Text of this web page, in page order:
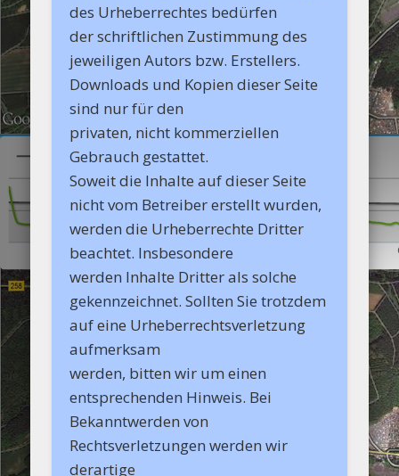
des Urheberrechtes bedürfen
der schriftlichen Zustimmung des
jeweiligen Autors bzw. Erstellers.
Downloads und Kopien dieser Seite
sind nur für den
privaten, nicht kommerziellen
Gebrauch gestattet.
Soweit die Inhalte auf dieser Seite
nicht vom Betreiber erstellt wurden,
werden die Urheberrechte Dritter
beachtet. Insbesondere
werden Inhalte Dritter als solche
gekennzeichnet. Sollten Sie trotzdem
auf eine Urheberrechtsverletzung
aufmerksam
werden, bitten wir um einen
entsprechenden Hinweis. Bei
Bekanntwerden von
Rechtsverletzungen werden wir
derartige